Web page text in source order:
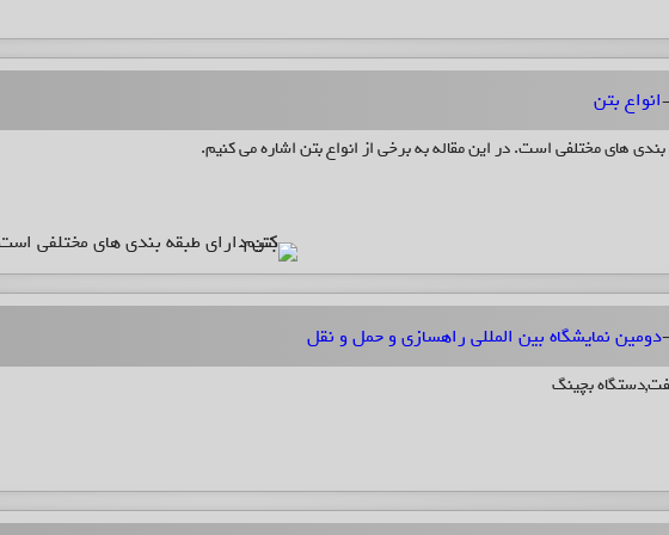
انواع بتن
های مختلفی است. در این مقاله به برخی از انواع بتن اشاره می کنیم.
دومین نمایشگاه بین المللی راهسازی و حمل و نقل
بچینگ